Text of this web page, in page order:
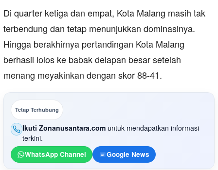
Di quarter ketiga dan empat, Kota Malang masih tak
terbendung dan tetap menunjukkan dominasinya.
Hingga berakhirnya pertandingan Kota Malang
berhasil lolos ke babak delapan besar setelah
menang meyakinkan dengan skor 88-41.
Tetap Terhubung
Ikuti Zonanusantara.com untuk mendapatkan informasi
terkini.
WhatsApp Channel Google News